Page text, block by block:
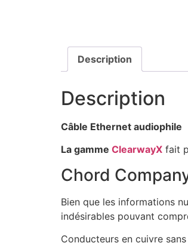
Description
Description
Câble Ethernet audiophile
La gamme ClearwayX fait
Chord
Bien que les informations
indésirables pouvant
Conducteurs en cuivre